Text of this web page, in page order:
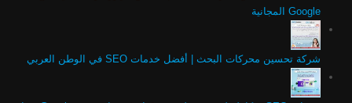
Google المجانية
شركة تحسين محركات البحث | أفضل خدمات SEO في الوطن العربي